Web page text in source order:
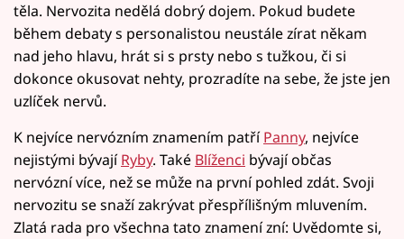
těla. Nervozita nedělá dobrý dojem. Pokud budete
během debaty s personalistou neustále zírat někam
nad jeho hlavu, hrát si s prsty nebo s tužkou, či si
dokonce okusovat nehty, prozradíte na sebe, že jste jen
uzlíček nervů.
K nejvíce nervózním znamením patříPanny, nejvíce
nejistými bývajíRyby. Také Blíženci bývají občas
nervózní více, než se může na první pohled zdát. Svoji
nervozitu se snaží zakrývat přespřílišným mluvením.
Zlatá rada pro všechna tato znamení zní: Uvědomte si,